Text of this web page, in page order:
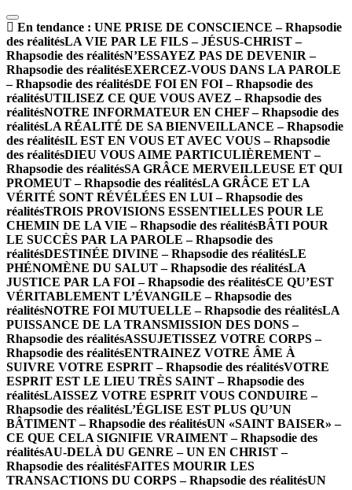
En tendance : UNE PRISE DE CONSCIENCE – Rhapsodie
des réalitésLA VIE PAR LE FILS – JÉSUS-CHRIST –
Rhapsodie des réalitésN’ESSAYEZ PAS DE DEVENIR –
Rhapsodie des réalitésEXERCEZ-VOUS DANS LA PAROLE
– Rhapsodie des réalitésDE FOI EN FOI – Rhapsodie des
réalitésUTILISEZ CE QUE VOUS AVEZ – Rhapsodie des
réalitésNOTRE INFORMATEUR EN CHEF – Rhapsodie des
réalitésLA RÉALITÉ DE SA BIENVEILLANCE – Rhapsodie
des réalitésIL EST EN VOUS ET AVEC VOUS – Rhapsodie
des réalitésDIEU VOUS AIME PARTICULIÈREMENT –
Rhapsodie des réalitésSA GRÂCE MERVEILLEUSE ET QUI
PROMEUT – Rhapsodie des réalitésLA GRÂCE ET LA
VÉRITÉ SONT RÉVÉLÉES EN LUI – Rhapsodie des
réalitésTROIS PROVISIONS ESSENTIELLES POUR LE
CHEMIN DE LA VIE – Rhapsodie des réalitésBÂTI POUR
LE SUCCÈS PAR LA PAROLE – Rhapsodie des
réalitésDESTINÉE DIVINE – Rhapsodie des réalitésLE
PHÉNOMÈNE DU SALUT – Rhapsodie des réalitésLA
JUSTICE PAR LA FOI – Rhapsodie des réalitésCE QU’EST
VÉRITABLEMENT L’ÉVANGILE – Rhapsodie des
réalitésNOTRE FOI MUTUELLE – Rhapsodie des réalitésLA
PUISSANCE DE LA TRANSMISSION DES DONS –
Rhapsodie des réalitésASSUJETISSEZ VOTRE CORPS –
Rhapsodie des réalitésENTRAINEZ VOTRE ÂME À
SUIVRE VOTRE ESPRIT – Rhapsodie des réalitésVOTRE
ESPRIT EST LE LIEU TRÈS SAINT – Rhapsodie des
réalitésLAISSEZ VOTRE ESPRIT VOUS CONDUIRE –
Rhapsodie des réalitésL’ÉGLISE EST PLUS QU’UN
BÂTIMENT – Rhapsodie des réalitésUN «SAINT BAISER» –
CE QUE CELA SIGNIFIE VRAIMENT – Rhapsodie des
réalitésAU-DELÀ DU GENRE – UN EN CHRIST –
Rhapsodie des réalitésFAITES MOURIR LES
TRANSACTIONS DU CORPS – Rhapsodie des réalitésUN